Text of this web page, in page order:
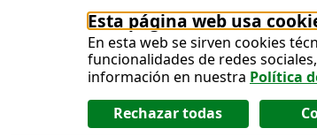
Esta página web usa
En esta web se sirven cookies
funcionalidades de redes
información en nuestra Política